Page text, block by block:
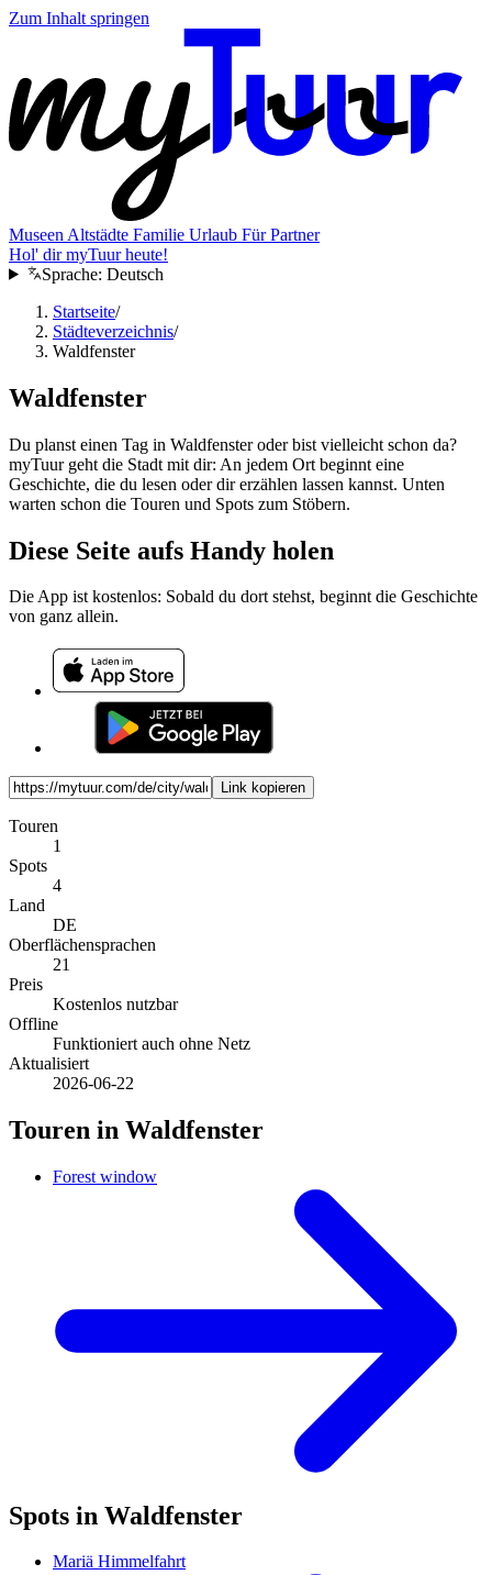
Zum Inhalt springen
Museen Altstädte Familie Urlaub Für Partner
Hol' dir myTuur heute!
Sprache: Deutsch
Startseite/
Städteverzeichnis/
Waldfenster
Waldfenster
Du planst einen Tag in Waldfenster oder bist vielleicht schon da?
myTuur geht die Stadt mit dir: An jedem Ort beginnt eine
Geschichte, die du lesen oder dir erzählen lassen kannst. Unten
warten schon die Touren und Spots zum Stöbern.
Diese Seite aufs Handy holen
Die App ist kostenlos: Sobald du dort stehst, beginnt die Geschichte
von ganz allein.
Link kopieren
Touren
1
Spots
4
Land
DE
Oberflächensprachen
21
Preis
Kostenlos nutzbar
Offline
Funktioniert auch ohne Netz
Aktualisiert
2026-06-22
Touren in Waldfenster
Forest window
Spots in Waldfenster
Mariä Himmelfahrt